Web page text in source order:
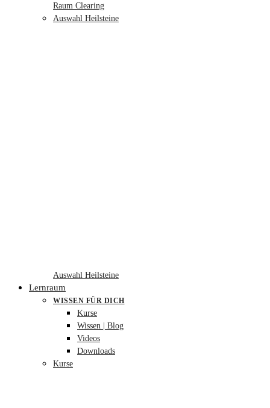
Raum Clearing
Auswahl Heilsteine
Auswahl Heilsteine
Lernraum
WISSEN FÜR DICH
Kurse
Wissen | Blog
Videos
Downloads
Kurse